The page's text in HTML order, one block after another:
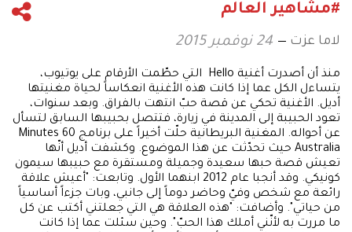
#مشاهير العالم
لاما عزت 24 نوفمبر 2015
منذ أن أصدرت أغنية Hello التي حطّمت الأرقام على يوتيوب،
يتساءل الكل عما إذا كانت هذه الأغنية انعكاساً لحياة مغنيتها
أديل. الأغنية تحكي عن قصة حبّ انتهت بالفراق. وبعد سنوات،
تعود الحبيبة إلى المدينة في زيارة، فتتصل بحبيبها السابق لتسأل
عن أحواله. المغنية البريطانية حلّت أخيراً على برنامج 60 Minutes
Australia حيث تحدّثت عن هذا الموضوع. وكشفت أديل أنّها
تعيش قصة حبها سعيدة وجميلة ومستقرة مع حبيبها سيمون
كونيكي. وقد أنجبا عام 2012 ابنهما الأول. وتابعت: "أعيش علاقة
رائعة مع شخص وفيّ وحاضر دوماً إلى جانبي، وبات جزءاً أساسياً
من حياتي". وأضافت: "هذه العلاقة هي التي جعلتني أكتب عن كل
ما مررت به لأنّني أملك هذا الحبّ". وحين سئلت عما إذا كانت